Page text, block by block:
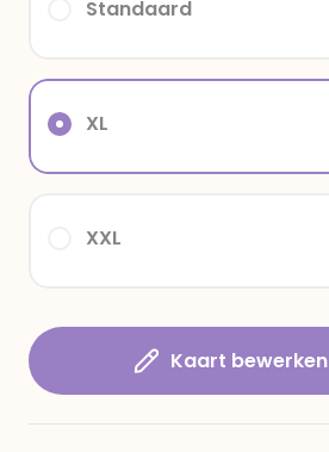
XXL
XL
Standaard
Kaart bewerken